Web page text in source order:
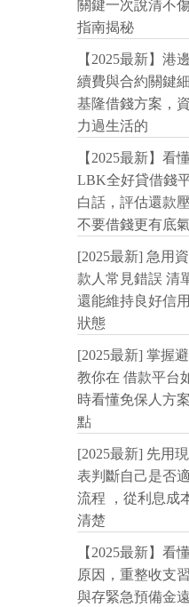
關鍵一次說清不
指南揭秘
【2025最新】港
續費與合約關鍵
基隆借錢方案，
力過生活的
【2025最新】看
LBK全好貸借錢
白話，評估還款
不要借錢更有底
[2025最新] 急用
款人常見錯誤 清
還能維持良好信
狀態
[2025最新] 掌握
教你在 借款平台
時看懂免保人方
點
[2025最新] 先用
表判斷自己是否
流程 ，從利息成
清楚
【2025最新】看
原因，重整收支
與存緊急預備金